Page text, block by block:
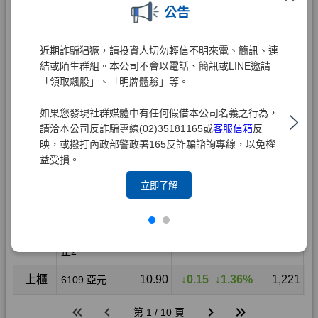
公告
近期詐騙猖獗，請投資人切勿輕信不明來電、簡訊、連
結或陌生群組。本公司不會以電話、簡訊或LINE邀請
「領取飆股」、「明牌體驗」等。
如果您發現社群媒體中有任何假借本公司名義之行為，
請洽本公司反詐騙專線(02)35181165或客服信箱反
映，或撥打內政部警政署165反詐騙諮詢專線，以免權
益受損。
立即了解